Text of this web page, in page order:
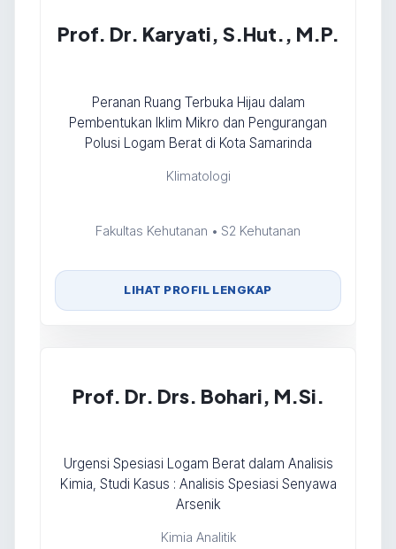
Prof. Dr. Karyati, S.Hut., M.P.
Peranan Ruang Terbuka Hijau dalam
Pembentukan Iklim Mikro dan Pengurangan
Polusi Logam Berat di Kota Samarinda
Klimatologi
Fakultas Kehutanan • S2 Kehutanan
LIHAT PROFIL LENGKAP
Prof. Dr. Drs. Bohari, M.Si.
Urgensi Spesiasi Logam Berat dalam Analisis
Kimia, Studi Kasus : Analisis Spesiasi Senyawa
Arsenik
Kimia Analitik